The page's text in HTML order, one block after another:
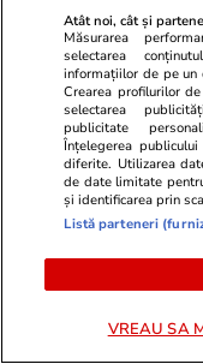
TRENDING
Știri România
Prima dronă
românesc de
făcut de
Știri România
Atât noi, cât și
Măsurarea
selectarea
informațiilor de pe un
Crearea profilurilor
selectarea
publicitate
Înțelegerea
diferite. Utilizarea
de date limitate
și identificarea prin
Listă parteneri
VREAU SA